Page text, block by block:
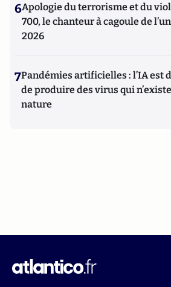
6Apologie du terrorisme et du
700, le chanteur à cagoule de
2026
7Pandémies artificielles : l’IA est
de produire des virus qui
nature